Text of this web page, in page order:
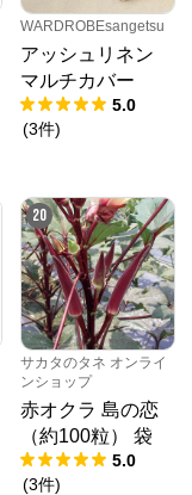
WARDROBEsangetsu
アッシュリネン
マルチカバー
5.0
(3件)
20
サカタのタネ オンライ
ンショップ
赤オクラ 島の恋
（約100粒） 袋
5.0
(3件)